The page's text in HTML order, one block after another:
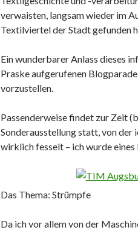
verwaisten, langsam wieder im
Textilviertel der Stadt gefunden
Ein wunderbarer Anlass dieses
Praske aufgerufenen Blogparade
vorzustellen.
Passenderweise findet zur Zeit
Sonderausstellung statt, von der
wirklich fesselt – ich wurde eines
Das Thema: Strümpfe
Da ich vor allem von der